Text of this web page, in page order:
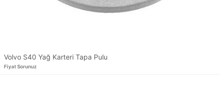
Volvo S40 Yağ Karteri Tapa Pulu
Fiyat Sorunuz